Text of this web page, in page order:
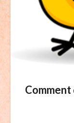
Comment